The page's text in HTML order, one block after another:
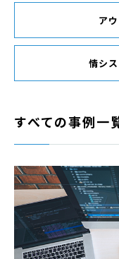
ア
情シ
すべての事例一